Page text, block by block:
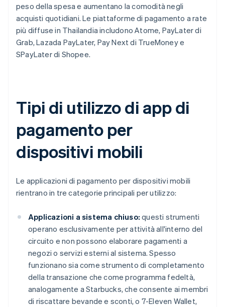
peso della spesa e aumentano la comodità negli
acquisti quotidiani. Le piattaforme di pagamento a rate
più diffuse in Thailandia includono Atome, PayLater di
Grab, Lazada PayLater, Pay Next di TrueMoney e
SPayLater di Shopee.
Tipi di utilizzo di app di
pagamento per
dispositivi mobili
Le applicazioni di pagamento per dispositivi mobili
rientrano in tre categorie principali per utilizzo:
Applicazioni a sistema chiuso: questi strumenti
operano esclusivamente per attività all'interno del
circuito e non possono elaborare pagamenti a
negozi o servizi esterni al sistema. Spesso
funzionano sia come strumento di completamento
della transazione che come programma fedeltà,
analogamente a Starbucks, che consente ai membri
di riscattare bevande e sconti, o 7-Eleven Wallet,